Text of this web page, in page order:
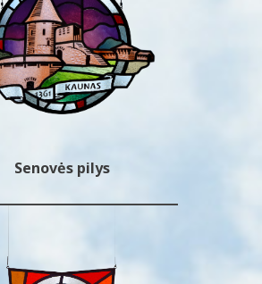
Senovės pilys